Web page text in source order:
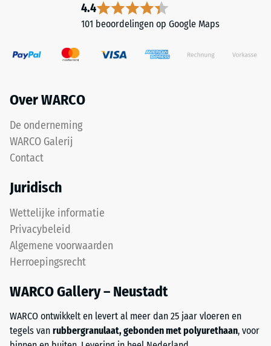
4.4
101 beoordelingen op Google Maps
Over WARCO
De onderneming
WARCO Galerij
Contact
Juridisch
Wettelijke informatie
Privacybeleid
Algemene voorwaarden
Herroepingsrecht
WARCO Gallery – Neustadt
WARCO ontwikkelt en levert al meer dan 25 jaar vloeren en
tegels van rubbergranulaat, gebonden met polyurethaan, voor